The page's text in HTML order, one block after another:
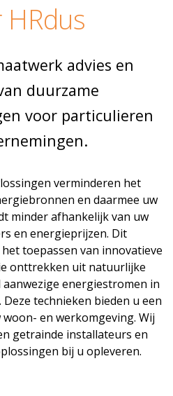
HRdus
advies en
duurzame
voor particulieren
verminderen het
en daarmee uw
minder afhankelijk van uw
en energieprijzen. Dit
toepassen van innovatieve
onttrekken uit natuurlijke
energiestromen in
technieken bieden u een
en werkomgeving. Wij
getrainde installateurs en
bij u opleveren.